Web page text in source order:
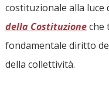
costituzionale alla luce
della Costituzioneche
fondamentale diritto
della collettività.